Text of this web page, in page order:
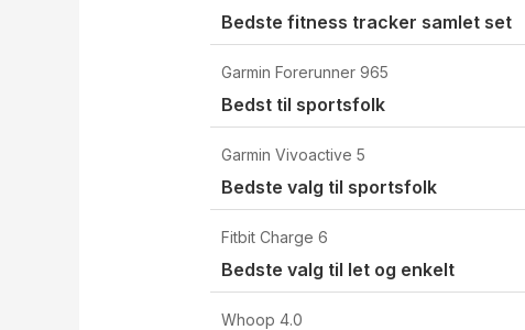
Bedste fitness tracker samlet set
Garmin Forerunner 965
Bedst til sportsfolk
Garmin Vivoactive 5
Bedste valg til sportsfolk
Fitbit Charge 6
Bedste valg til let og enkelt
Whoop 4.0